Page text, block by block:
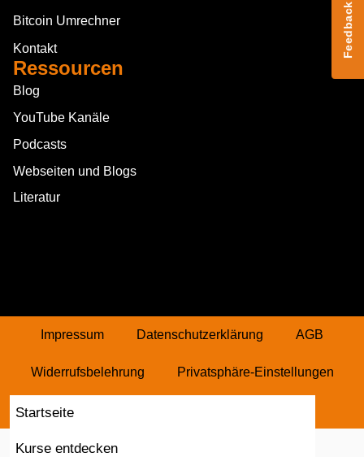
Bitcoin Umrechner
Kontakt
Ressourcen
Blog
YouTube Kanäle
Podcasts
Webseiten und Blogs
Literatur
Impressum Datenschutzerklärung AGB
Widerrufsbelehrung Privatsphäre-Einstellungen
Historie Privatsphäre
Startseite
Kurse entdecken
Feedback